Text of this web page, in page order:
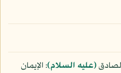
(عليه السلام): الإيمان